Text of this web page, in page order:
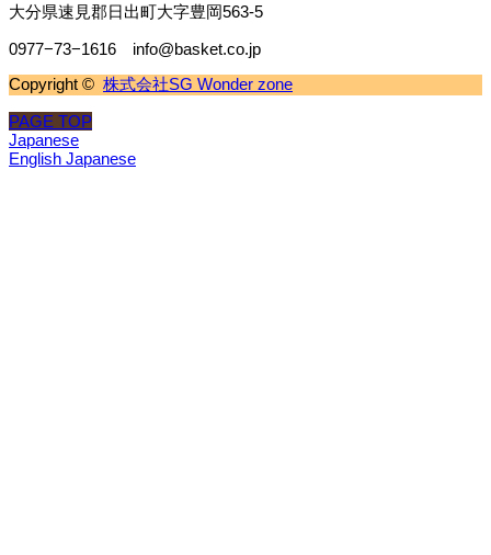
大分県速見郡日出町大字豊岡563-5
0977−73−1616 info@basket.co.jp
Copyright © 株式会社SG Wonder zone
PAGE TOP
Japanese
English Japanese